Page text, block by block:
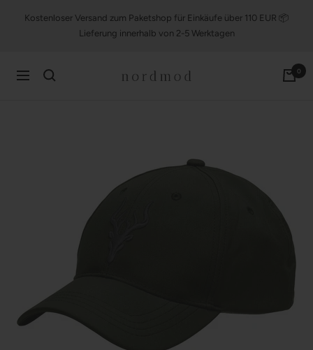
Kostenloser Versand zum Paketshop für Einkäufe über 110 EUR 📦
Lieferung innerhalb von 2-5 Werktagen
Navigation nordmod 0